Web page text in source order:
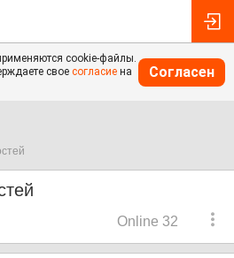
cookie-файлы.
свое согласие на
Согласен
Online 32